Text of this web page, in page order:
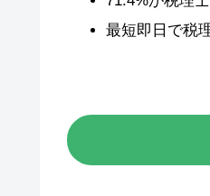
最短即日で税